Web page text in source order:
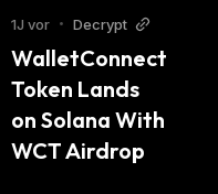
1J vor • Decrypt
WalletConnect
Token Lands
on Solana With
WCT Airdrop